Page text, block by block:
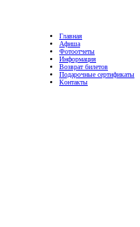
Главная
Афиша
Фотоотчеты
Информация
Возврат билетов
Подарочные сертификаты
Контакты